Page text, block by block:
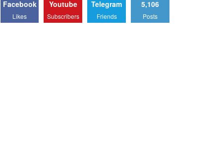
Facebook
Likes
Youtube
Subscribers
Telegram
Friends
5,106
Posts